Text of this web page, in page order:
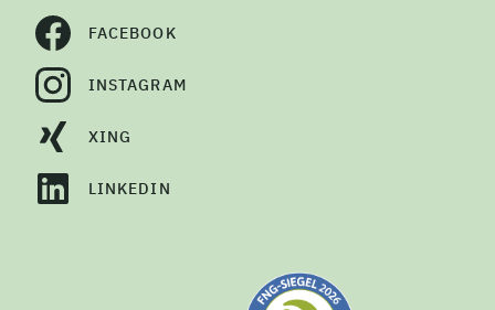
FACEBOOK
INSTAGRAM
XING
LINKEDIN